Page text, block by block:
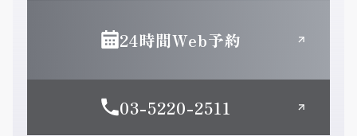
24時間Web予約
03-5220-2511